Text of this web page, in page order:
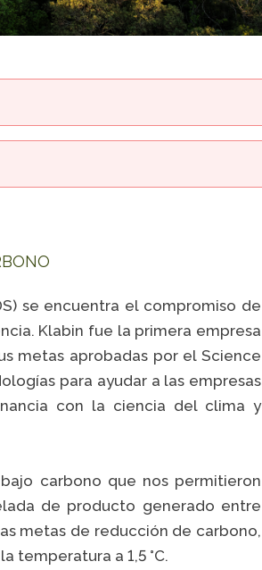
se encuentra el compromiso de
Klabin fue la primera empresa
metas aprobadas por el Science
para ayudar a las empresas
con la ciencia del clima y
carbono que nos permitieron
de producto generado entre
metas de reducción de carbono,
temperatura a 1,5 °C.